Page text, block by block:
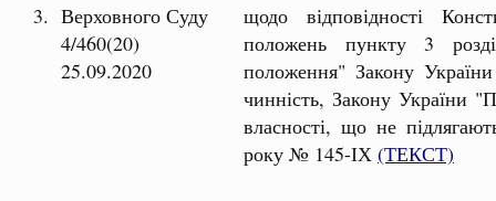
3. Верховного Суду
4/460(20)
25.09.2020
щодо відповідності
положень пункту 3
положення" Закону
чинність, Закону України
власності, що не
року № 145-ІХ (ТЕКСТ)